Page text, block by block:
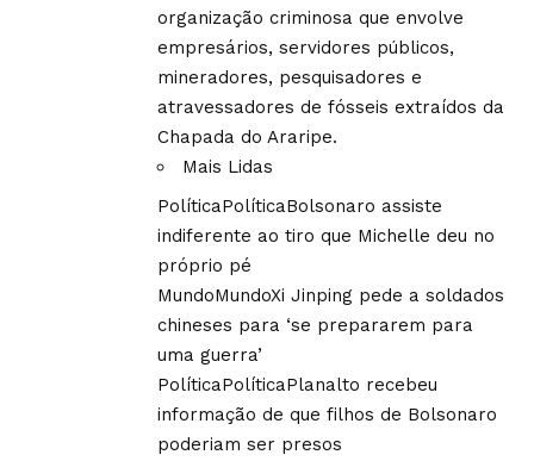
organização criminosa que envolve
empresários, servidores públicos,
mineradores, pesquisadores e
atravessadores de fósseis extraídos da
Chapada do Araripe.
Mais Lidas
PolíticaPolíticaBolsonaro assiste
indiferente ao tiro que Michelle deu no
próprio pé
MundoMundoXi Jinping pede a soldados
chineses para ‘se prepararem para
uma guerra’
PolíticaPolíticaPlanalto recebeu
informação de que filhos de Bolsonaro
poderiam ser presos